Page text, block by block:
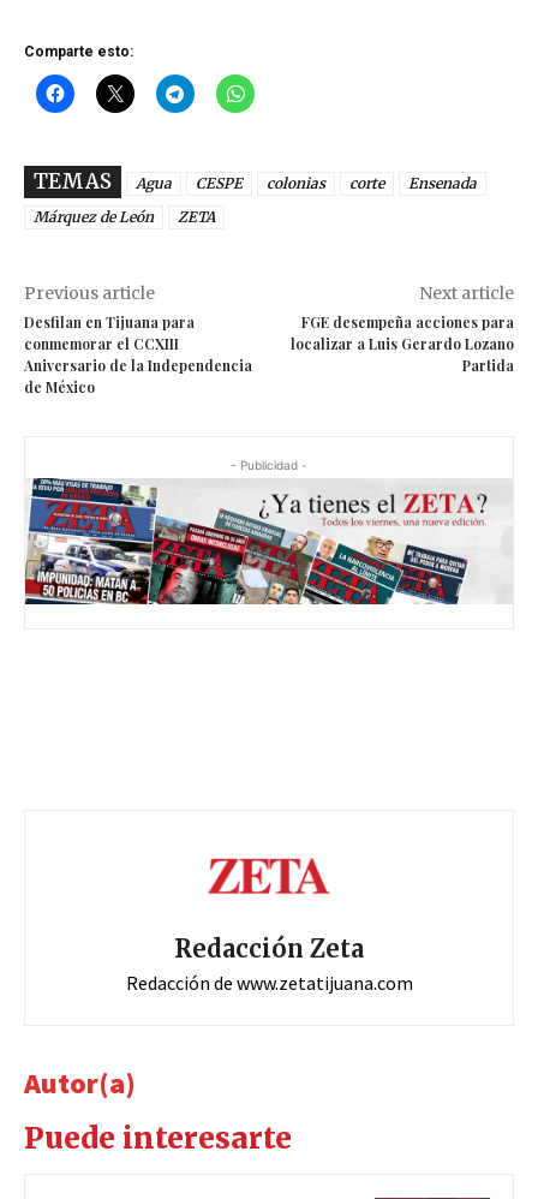
Comparte esto:
TEMAS Agua CESPE colonias corte
Ensenada
Márquez de León
ZETA
Previous article
Desfilan en Tijuana para
conmemorar el CCXIII
Aniversario de la Independencia
de México
Next article
FGE desempeña acciones para
localizar a Luis Gerardo Lozano
Partida
- Publicidad -
Redacción Zeta
Redacción de www.zetatijuana.com
Autor(a)
Puede interesarte